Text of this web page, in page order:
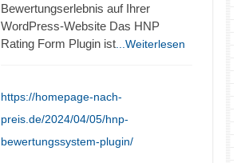
Bewertungserlebnis auf Ihrer
WordPress-Website Das HNP
Rating Form Plugin ist ...Weiterlesen
https://homepage-nach-
preis.de/2024/04/05/hnp-
bewertungssystem-plugin/